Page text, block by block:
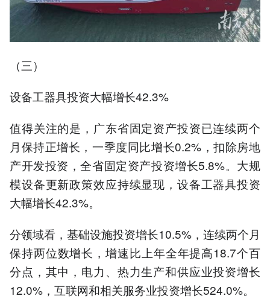
（三）
设备工器具投资大幅增长42.3%
值得关注的是，广东省固定资产投资已连续两个
月保持正增长，一季度同比增长0.2%，扣除房地
产开发投资，全省固定资产投资增长5.8%。大规
模设备更新政策效应持续显现，设备工器具投资
大幅增长42.3%。
分领域看，基础设施投资增长10.5%，连续两个月
保持两位数增长，增速比上年全年提高18.7个百
分点，其中，电力、热力生产和供应业投资增长
12.0%，互联网和相关服务业投资增长524.0%。